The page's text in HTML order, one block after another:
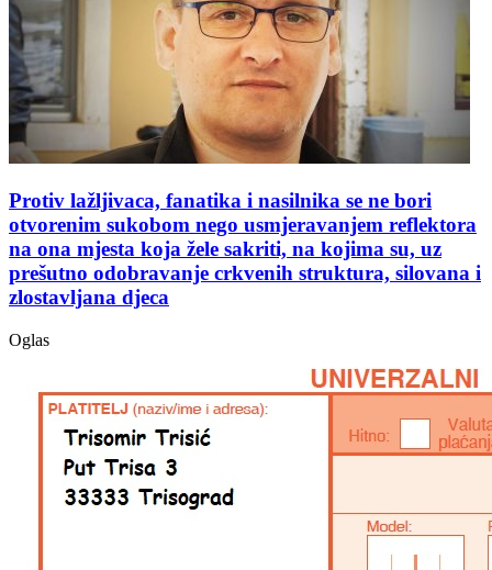
Protiv lažljivaca, fanatika i nasilnika se ne bori
otvorenim sukobom nego usmjeravanjem reflektora
na ona mjesta koja žele sakriti, na kojima su, uz
prešutno odobravanje crkvenih struktura, silovana i
zlostavljana djeca
Oglas